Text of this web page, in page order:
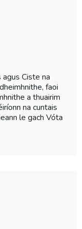
Ciste na
faoi
a thuairim
na cuntais
le gach Vóta